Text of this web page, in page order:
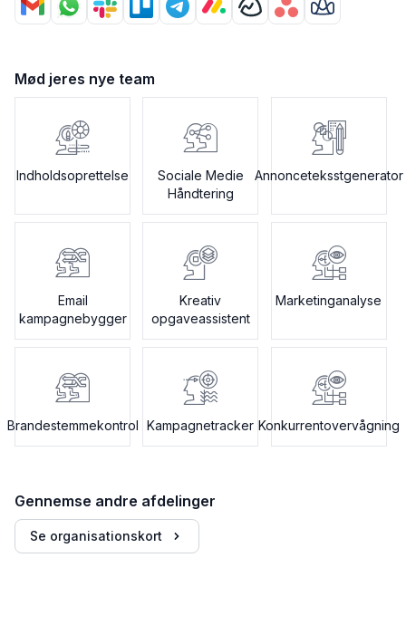
Mød jeres nye team
Indholdsoprettelse
Sociale Medie
Håndtering
Annonceteksstgenerator
Email
kampagnebygger
Kreativ
opgaveassistent
Marketinganalyse
Brandestemmekontrol Kampagnetracker Konkurrentovervågning
Gennemse andre afdelinger
Se organisationskort